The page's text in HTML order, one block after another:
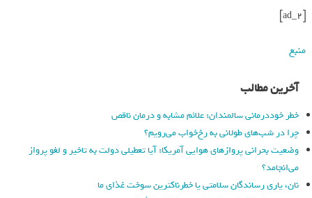
منبع
آخرین مطالب
خطر خوددرمانی سالمندان: علائم مشابه و درمان ناقص
چرا در شب‌های طولانی به رخ‌خواب می‌رویم؟
وضعیت بحرانی پروازهای هوایی آمریکا: آیا تعطیلی دولت به تاخیر و لغو پرواز
می‌انجامد؟
نان، یاری رساندگان سلامتی یا خطرناکترین سوخت غذای ما